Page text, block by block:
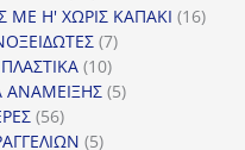
προϊόντα
ΜΕ Η' ΧΩΡΙΣ ΚΑΠΑΚΙ 1616
77
1010
προϊόντα
55
5656
προϊόντα
55